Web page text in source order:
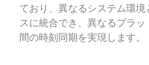
ており、異なるシステム環境
スに統合でき、異なるプラッ
間の時刻同期を実現します。